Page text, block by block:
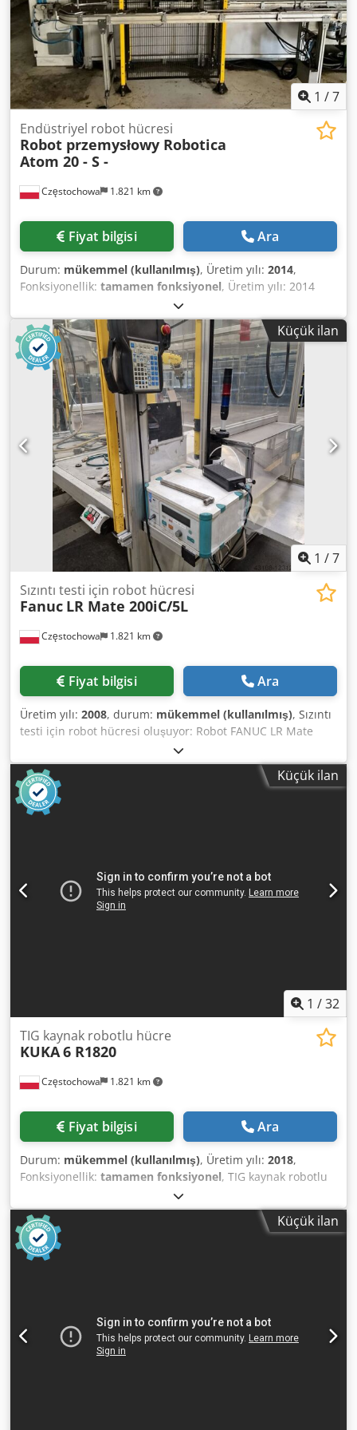
1 /7
Częstochowa 1.821 km
Endüstriyel robot hücresi
Robot przemysłowy Robotica
Atom 20 - S -
Fiyat bilgisi Ara
Durum: mükemmel (kullanılmış), Üretim yılı: 2014,
Fonksiyonellik: tamamen fonksiyonel, Üretim yılı: 2014
Dcsdpor Aka Ajfx Ag Ejk Yük kapasitesi: 20kg Erişim:
1726mm
Küçük ilan
1 /7
Częstochowa 1.821 km
Sızıntı testi için robot hücresi
Fanuc LR Mate 200iC/5L
Fiyat bilgisi Ara
Üretim yılı: 2008, durum: mükemmel (kullanılmış), Sızıntı
testi için robot hücresi oluşuyor: Robot FANUC LR Mate
200iC/5L - 2008, Dcedpen D D E Tofx Ag Esk Ölçümler için 8
ışık perdesi ile donatılmış masa, LTC - 502 tipi sızıntı testi
için 2 adet Innomatec ekipmanı. Hücre bir güvenlik
sistemine ve CE
Küçük ilan
1 /32
Częstochowa 1.821 km
TIG kaynak robotlu hücre
KUKA6 R1820
Fiyat bilgisi Ara
Durum: mükemmel (kullanılmış), Üretim yılı: 2018,
Fonksiyonellik: tamamen fonksiyonel, TIG kaynak robotlu
hücre Donanım: Döner kaynak tablası – iki adet
değiştirilebilir çerçeve ile KUKA KR6 R1820 endüstriyel
robot kolu Üretim yılı: 2018 Seri numarası: 425602 Ağırlık:
168 kg Maksimum taşıma kapasitesi: 6 kg Erişme mesafesi:
1820 mm KUKA KR C4 Smallsize-2 kontrol ünitesi Üretim
kaynak dumanı emme sistemi (2 adet) Hacimsel akış: 2200
m³/saat Bağlantı parametreleri: 400 V / 50 Hz / 2,5 A Güç:
1,1 kW Ağırlık: 125 kg/adet Üretim yılı: 2008 6 parçalı çelik
Küçük ilan